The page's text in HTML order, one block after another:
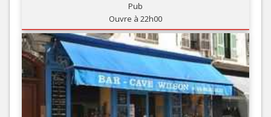
Pub
Ouvre à 22h00